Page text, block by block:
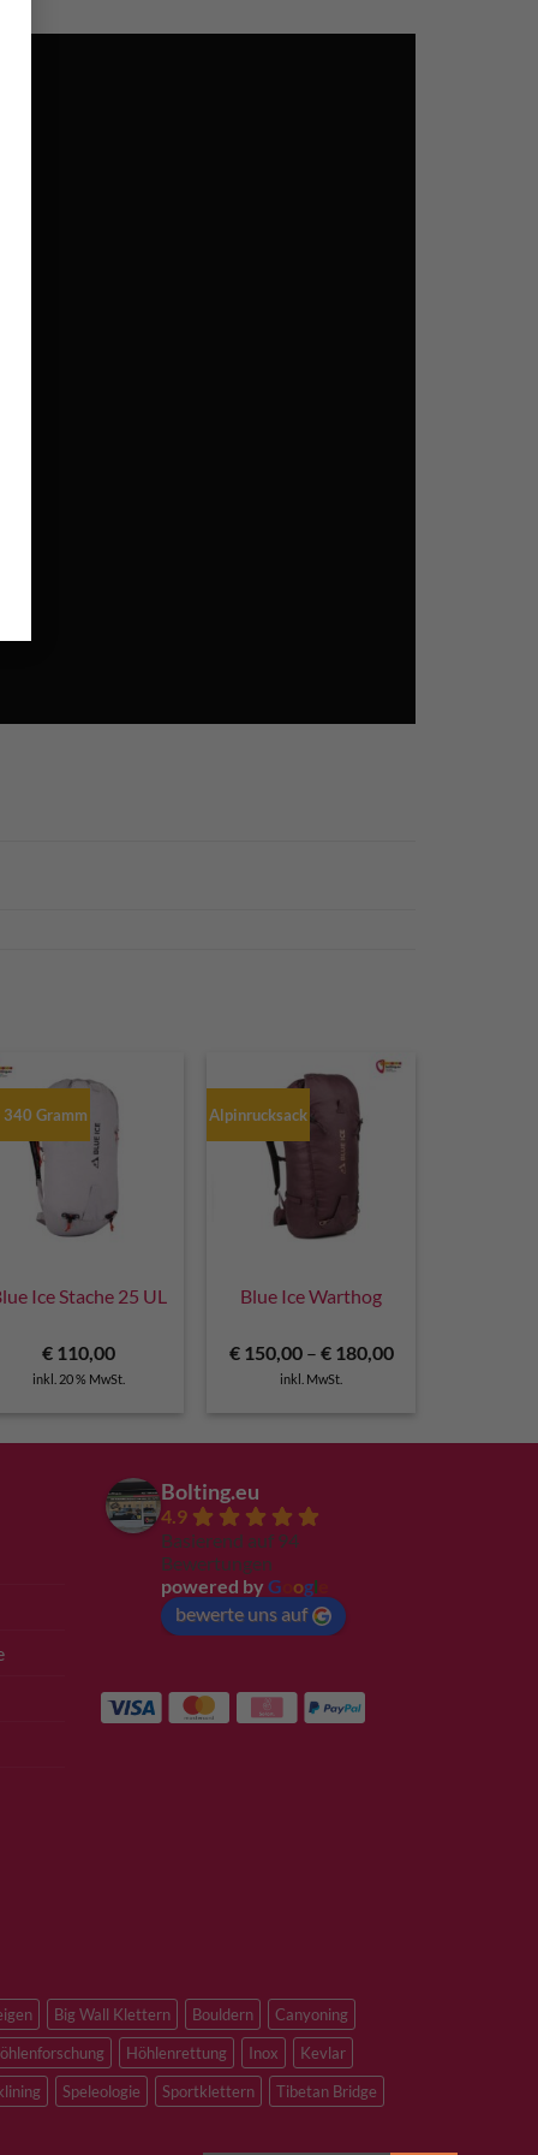
340 Gramm
Ice Stache 25 UL
€ 110,00
inkl. 20 % MwSt.
Alpinrucksack
Blue Ice Warthog
€150,00– €180,00
inkl. MwSt.
Bolting.eu
4.9
Basierend auf 94
Bewertungen
powered by G ogl
bewerte uns auf
Big Wall Klettern Bouldern
Canyoning
Höhlenrettung Inox
Kevlar
Speleologie Sportklettern Tibetan Bridge